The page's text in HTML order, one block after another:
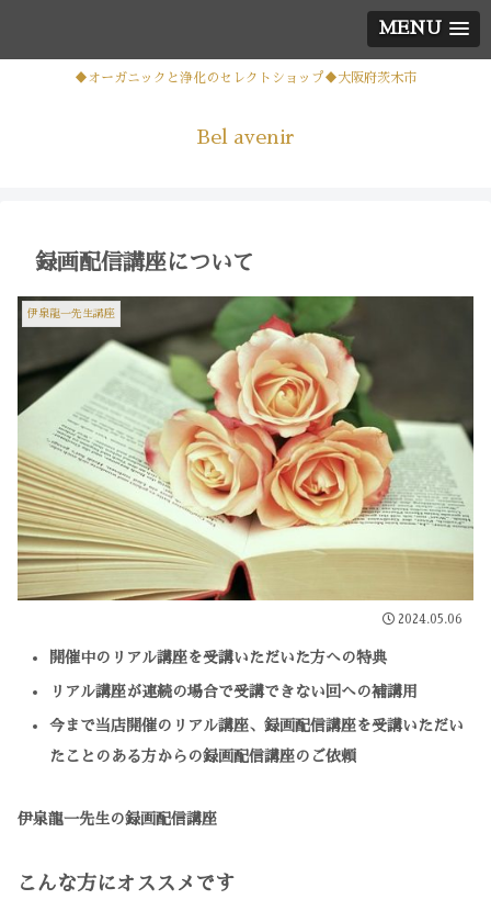
MENU
♦オーガニックと浄化のセレクトショップ♦大阪府茨木市
Bel avenir
録画配信講座について
伊泉龍一先生講座
2024.05.06
開催中のリアル講座を受講いただいた方への特典
リアル講座が連続の場合で受講できない回への補講用
今まで当店開催のリアル講座、録画配信講座を受講いただい
たことのある方からの録画配信講座のご依頼
伊泉龍一先生の録画配信講座
こんな方にオススメです